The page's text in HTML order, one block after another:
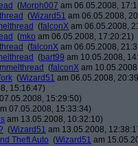
(Morph007 am 06.05.2008,
(Wizard51 am 06.05.2008,
(falconX am 06.05.2008,
(mko am 06.05.2008, 17:20:21)
(falconX am 06.05.2008,
(bart99 am 10.05.2008,
(falconX am
(Wizard51 am 06.05.2008,
15:16:47)
15:29:50)
07.05.2008, 15:33:34)
am 13.05.2008, 10:32:10)
(Wizard51 am 13.05.2008,
Theft Auto (Wizard51 am